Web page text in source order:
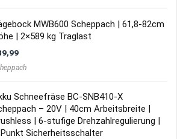
MWB600 Scheppach | 61,8-82cm
| 2×589 kg Traglast
Schneefräse BC-SNB410-X
– 20V | 40cm Arbeitsbreite |
| 6-stufige Drehzahlregulierung |
Sicherheitsschalter